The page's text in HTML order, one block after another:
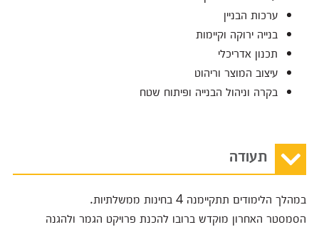
ערכות הבניין
בנייה ירוקה וקיימות
תכנון אדריכלי
עיצוב המוצר וריהוט
בקרה וניהול הבנייה ופיתוח שטח
תעודה
במהלך הלימודים תתקיימנה 4 בחינות ממשלתיות.
הסמסטר האחרון מוקדש ברובו להכנת פרויקט הגמר ולהגנה